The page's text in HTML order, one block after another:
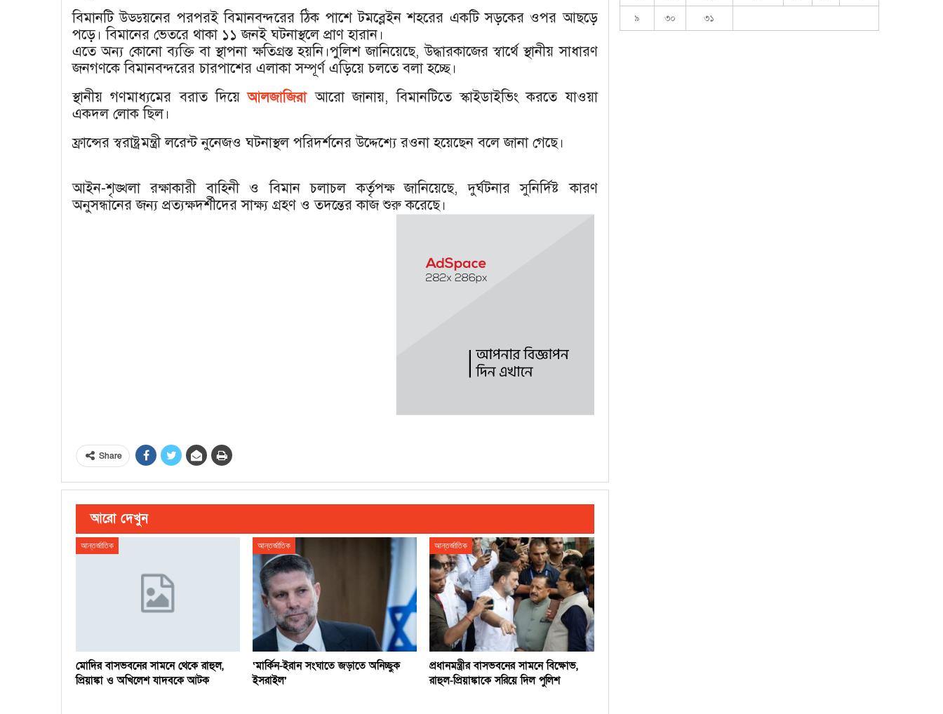
বিমানটি উড্ডয়নের পরপরই বিমানবন্দরের ঠিক পাশে টমব্লেইন শহরের একটি সড়কের ওপর আছড়ে
পড়ে। বিমানের ভেতরে থাকা ১১ জনই ঘটনাস্থলে প্রাণ হারান।
এতে অন্য কোনো ব্যক্তি বা স্থাপনা ক্ষতিগ্রস্ত হয়নি।পুলিশ জানিয়েছে, উদ্ধারকাজের স্বার্থে স্থানীয় সাধারণ
জনগণকে বিমানবন্দরের চারপাশের এলাকা সম্পূর্ণ এড়িয়ে চলতে বলা হচ্ছে।
স্থানীয় গণমাধ্যমের বরাত দিয়েআলজাজিরাআরো জানায়, বিমানটিতে স্কাইডাইভিং করতে যাওয়া
একদল লোক ছিল।
ফ্রান্সের স্বরাষ্ট্রমন্ত্রী লরেন্ট নুনেজও ঘটনাস্থল পরিদর্শনের উদ্দেশ্যে রওনা হয়েছেন বলে জানা গেছে।
আইন-শৃঙ্খলা রক্ষাকারী বাহিনী ও বিমান চলাচল কর্তৃপক্ষ জানিয়েছে, দুর্ঘটনার সুনির্দিষ্ট কারণ
অনুসন্ধানের জন্য প্রত্যক্ষদর্শীদের সাক্ষ্য গ্রহণ ও তদন্তের কাজ শুরু করেছে।
Share
আরো দেখুন
আন্তর্জাতিক
মোদির বাসভবনের সামনে থেকে রাহুল,
প্রিয়াঙ্কা ও অখিলেশ যাদবকে আটক
আন্তর্জাতিক
‘মার্কিন-ইরান সংঘাতে জড়াতে অনিচ্ছুক
ইসরাইল’
আন্তর্জাতিক
প্রধানমন্ত্রীর বাসভবনের সামনে বিক্ষোভ,
রাহুল-প্রিয়াঙ্কাকে সরিয়ে দিল পুলিশ
৯ ৩০ ৩১